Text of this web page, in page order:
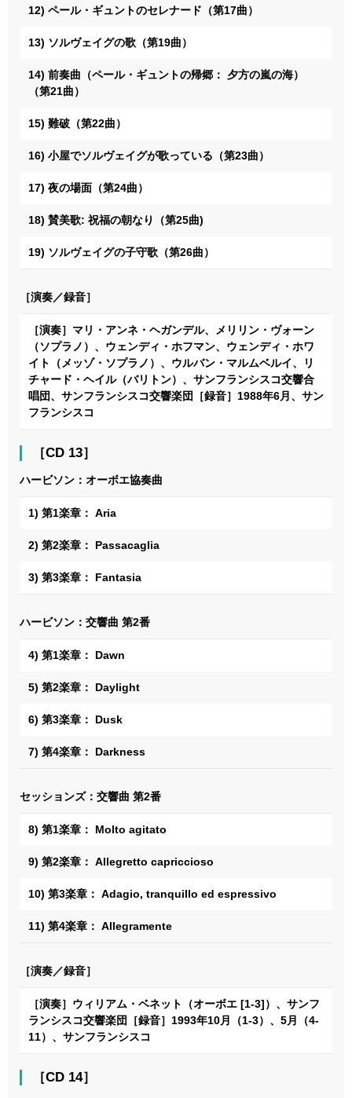
12) ペール・ギュントのセレナード（第17曲）
13) ソルヴェイグの歌（第19曲）
14) 前奏曲（ペール・ギュントの帰郷： 夕方の嵐の海）
（第21曲）
15) 難破（第22曲）
16) 小屋でソルヴェイグが歌っている（第23曲）
17) 夜の場面（第24曲）
18) 賛美歌: 祝福の朝なり（第25曲)
19) ソルヴェイグの子守歌（第26曲）
［演奏／録音］
［演奏］マリ・アンネ・ヘガンデル、メリリン・ヴォーン
（ソプラノ）、ウェンディ・ホフマン、ウェンディ・ホワ
イト（メッゾ・ソプラノ）、ウルバン・マルムベルイ、リ
チャード・ヘイル（バリトン）、サンフランシスコ交響合
唱団、サンフランシスコ交響楽団［録音］1988年6月、サン
フランシスコ
［CD 13］
ハービソン：オーボエ協奏曲
1) 第1楽章： Aria
2) 第2楽章： Passacaglia
3) 第3楽章： Fantasia
ハービソン：交響曲 第2番
4) 第1楽章： Dawn
5) 第2楽章： Daylight
6) 第3楽章： Dusk
7) 第4楽章： Darkness
セッションズ：交響曲 第2番
8) 第1楽章： Molto agitato
9) 第2楽章： Allegretto capriccioso
10) 第3楽章： Adagio, tranquillo ed espressivo
11) 第4楽章： Allegramente
［演奏／録音］
［演奏］ウィリアム・ベネット（オーボエ [1-3]）、サンフ
ランシスコ交響楽団［録音］1993年10月（1-3）、5月（4-
11）、サンフランシスコ
［CD 14］